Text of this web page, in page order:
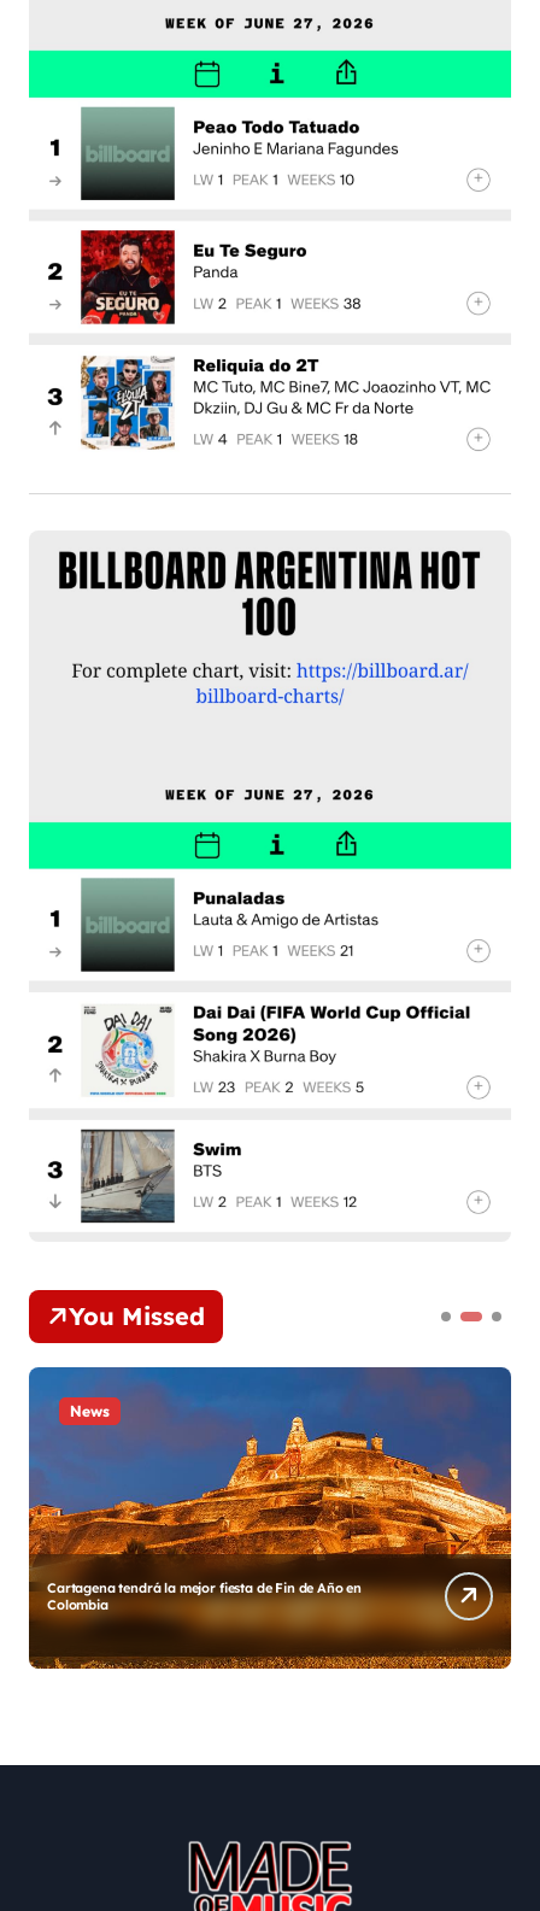
You Missed
en Diego y su Grupo Galé estrenan «Gracias México»